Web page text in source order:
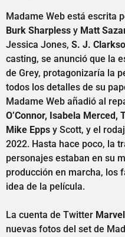
Madame Web está escrita
Burk Sharpless y Matt
Jessica Jones, S. J.
casting, se anunció que la
de Grey, protagonizaría la
todos los detalles de su
Madame Web añadió al
O’Connor, Isabela Merced,
Mike Epps y Scott, y el
2022. Hasta hace poco, la
personajes estaban en su
producción en marcha, los
idea de la película.
La cuenta de Twitter
nuevas fotos del set de